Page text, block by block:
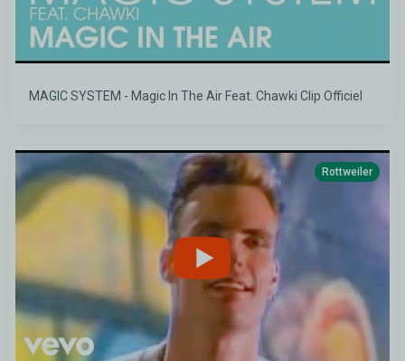
MAGIC SYSTEM - Magic In The Air Feat. Chawki Clip Officiel
Rottweiler